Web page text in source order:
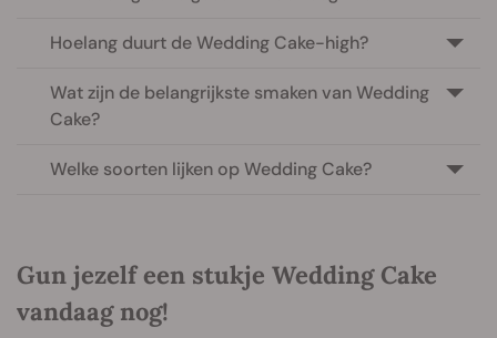
Hoelang duurt de Wedding Cake-high?
Wat zijn de belangrijkste smaken van Wedding
Cake?
Welke soorten lijken op Wedding Cake?
Gun jezelf een stukje Wedding Cake
vandaag nog!